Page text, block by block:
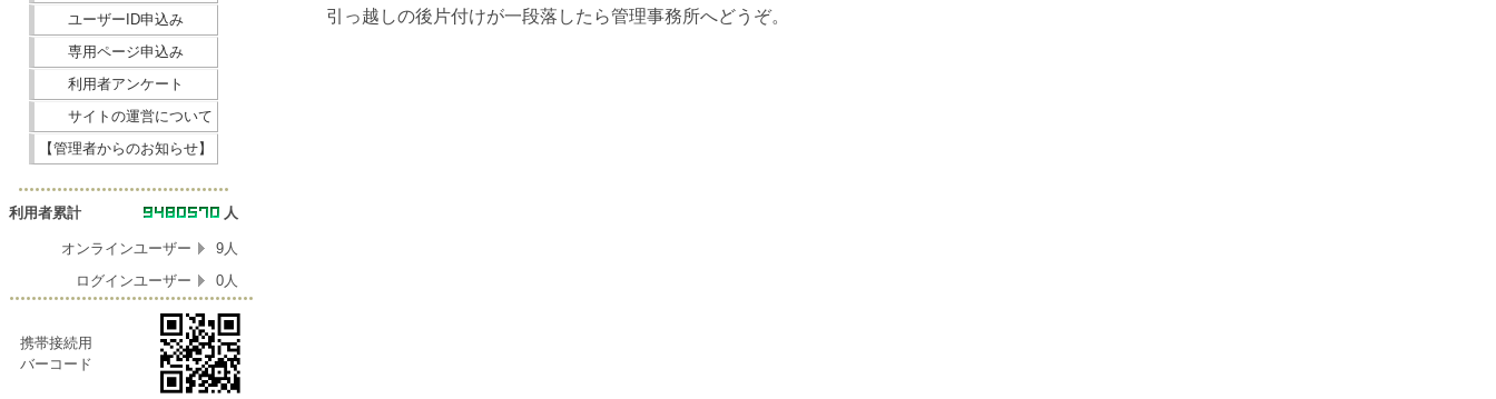
ユーザーID申込み
専用ページ申込み
利用者アンケート
サイトの運営について
【管理者からのお知らせ】
利用者累計 人
オンラインユーザー
9人
ログインユーザー
0人
携帯接続用
バーコード
引っ越しの後片付けが一段落したら管理事務所へどうぞ。